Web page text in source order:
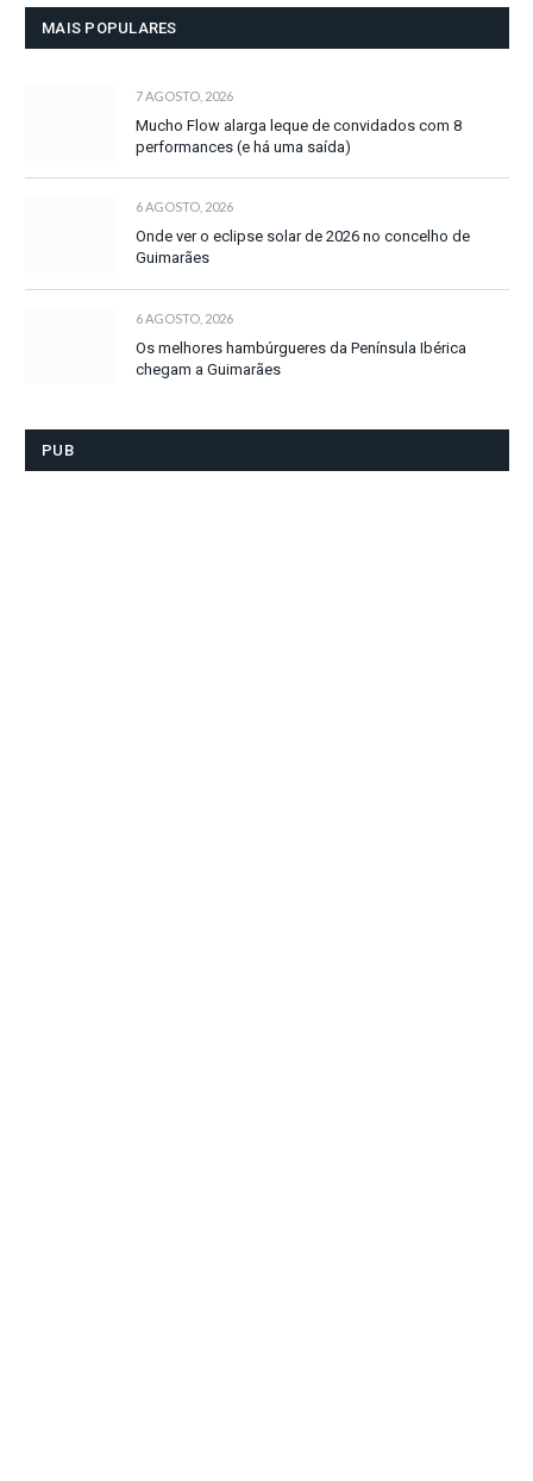
MAIS POPULARES
7 AGOSTO, 2026
Mucho Flow alarga leque de convidados com 8
performances (e há uma saída)
6 AGOSTO, 2026
Onde ver o eclipse solar de 2026 no concelho de
Guimarães
6 AGOSTO, 2026
Os melhores hambúrgueres da Península Ibérica
chegam a Guimarães
PUB